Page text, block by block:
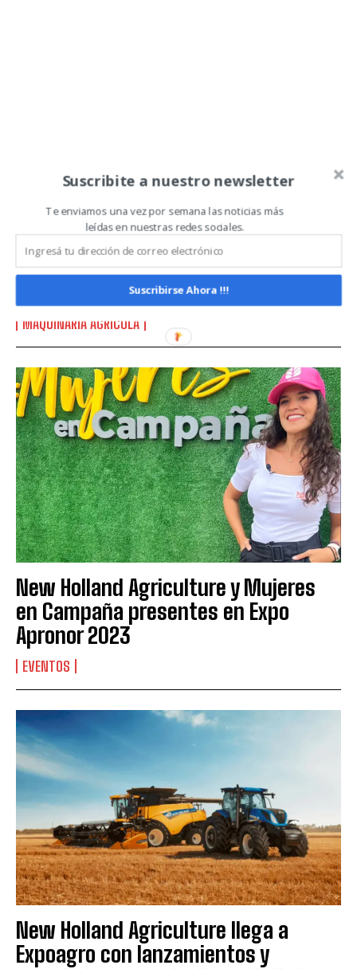
A través de un novedoso sistema,
CNH Industrial disponibiliza
repuestos las 24 horas, los 365 días
MAQUINARIA AGRÍCOLA
New Holland Agriculture y Mujeres
en Campaña presentes en Expo
Apronor 2023
EVENTOS
New Holland Agriculture llega a
Expoagro con lanzamientos y
Suscribite a nuestro newsletter
Te enviamos una vez por semana las noticias más
leídas en nuestras redes sociales.
Suscribirse Ahora !!!